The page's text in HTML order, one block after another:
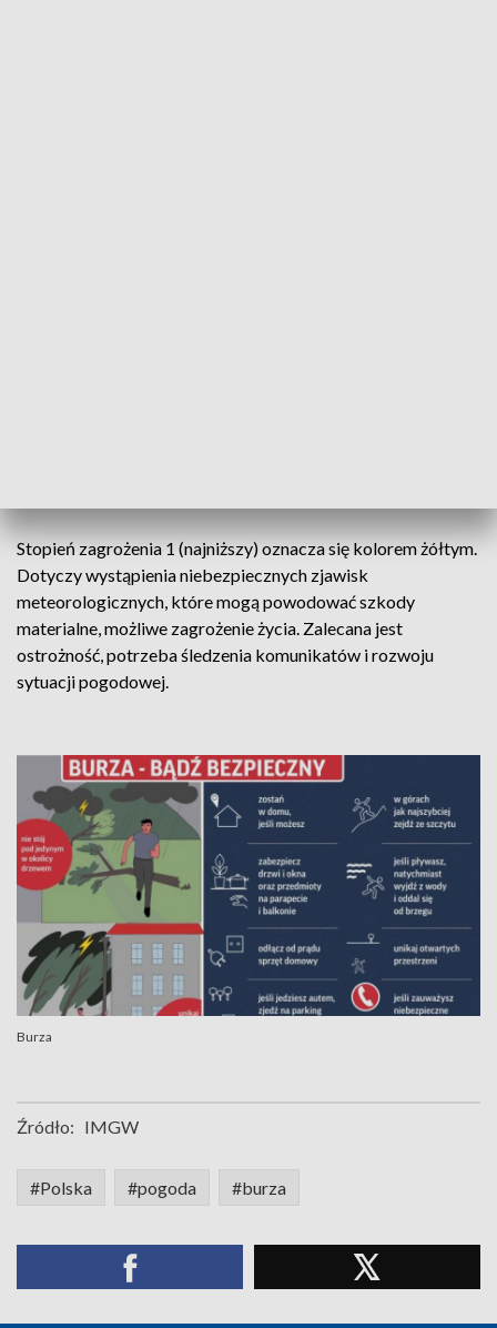
Stopień zagrożenia 1 (najniższy) oznacza się kolorem żółtym.
Dotyczy wystąpienia niebezpiecznych zjawisk
meteorologicznych, które mogą powodować szkody
materialne, możliwe zagrożenie życia. Zalecana jest
ostrożność, potrzeba śledzenia komunikatów i rozwoju
sytuacji pogodowej.
Burza
Źródło: IMGW
#Polska #pogoda #burza